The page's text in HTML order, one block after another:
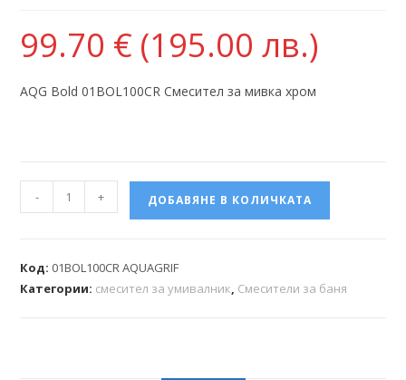
99.70 € (195.00 лв.)
AQG Bold 01BOL100CR Смесител за мивка хром
- + ДОБАВЯНЕ В КОЛИЧКАТА
Код: 01BOL100CR AQUAGRIF
Категории: смесител за умивалник, Смесители за баня